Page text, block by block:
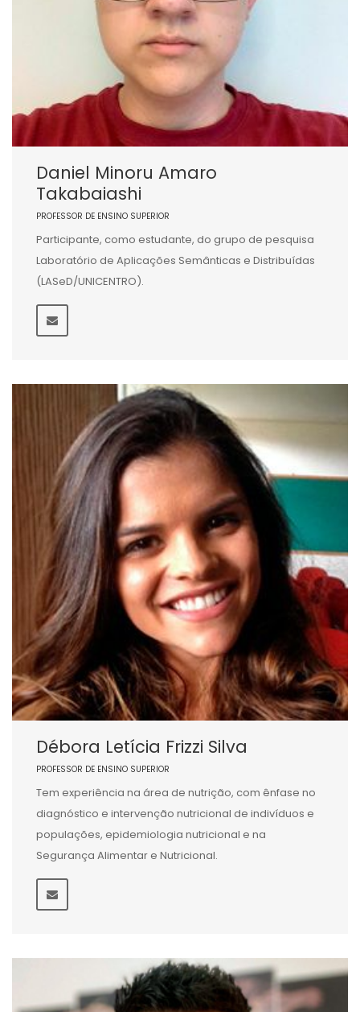
Daniel Minoru Amaro
Takabaiashi
PROFESSOR DE ENSINO SUPERIOR
Participante, como estudante, do grupo de pesquisa
Laboratório de Aplicações Semânticas e Distribuídas
(LASeD/UNICENTRO).
Débora Letícia Frizzi Silva
PROFESSOR DE ENSINO SUPERIOR
Tem experiência na área de nutrição, com ênfase no
diagnóstico e intervenção nutricional de indivíduos e
populações, epidemiologia nutricional e na
Segurança Alimentar e Nutricional.